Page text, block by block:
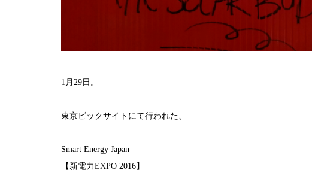
1月29日。
東京ビックサイトにて行われた、
Smart Energy Japan
【新電力EXPO 2016】